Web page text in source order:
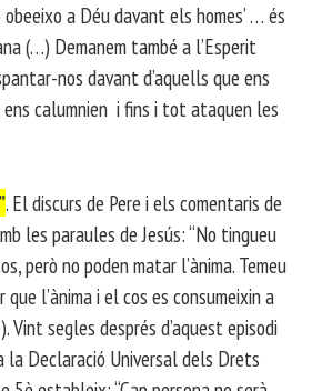
obeeixo a Déu davant els homes’ … és
(…) Demanem també a l’Esperit
nos davant d’aquells que ens
ens calumnien i fins i tot ataquen les
. El discurs de Pere i els comentaris de
les paraules de Jesús: “No tingueu
però no poden matar l’ànima. Temeu
l’ànima i el cos es consumeixin a
Vint segles després d’aquest episodi
la Declaració Universal dels Drets